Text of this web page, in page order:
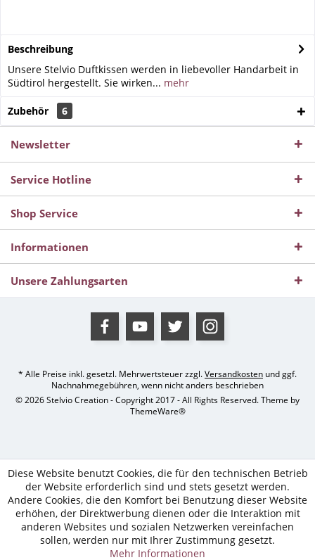
Beschreibung
Unsere Stelvio Duftkissen werden in liebevoller Handarbeit in
Südtirol hergestellt. Sie wirken... mehr
Zubehör 6
Newsletter
Service Hotline
Shop Service
Informationen
Unsere Zahlungsarten
* Alle Preise inkl. gesetzl. Mehrwertsteuer zzgl.Versandkosten und ggf.
Nachnahmegebühren, wenn nicht anders beschrieben
© 2026 Stelvio Creation - Copyright 2017 - All Rights Reserved. Theme by
ThemeWare®
Diese Website benutzt Cookies, die für den technischen Betrieb
der Website erforderlich sind und stets gesetzt werden.
Andere Cookies, die den Komfort bei Benutzung dieser Website
erhöhen, der Direktwerbung dienen oder die Interaktion mit
anderen Websites und sozialen Netzwerken vereinfachen
sollen, werden nur mit Ihrer Zustimmung gesetzt.
Mehr Informationen